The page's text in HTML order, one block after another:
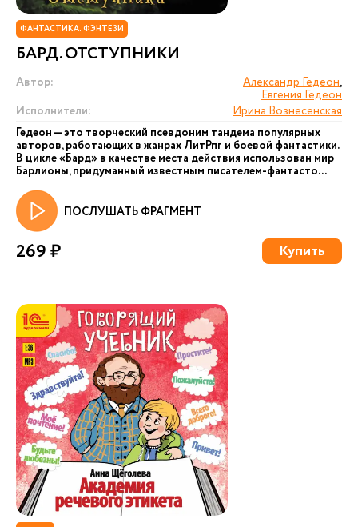
ФАНТАСТИКА. ФЭНТЕЗИ
БАРД. ОТСТУПНИКИ
Автор: Александр Гедеон,
Евгения Гедеон
Исполнители:
Ирина Вознесенская
Гедеон — это творческий псевдоним тандема популярных
авторов, работающих в жанрах ЛитРпг и боевой фантастики.
В цикле «Бард» в качестве места действия использован мир
Барлионы, придуманный известным писателем-фантасто...
ПОСЛУШАТЬ ФРАГМЕНТ
269 ₽ Купить